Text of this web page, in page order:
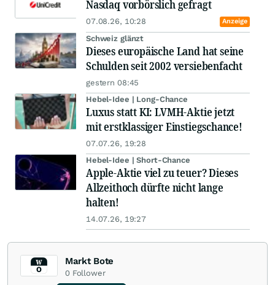
Nasdaq vorbörslich gefragt
07.08.26, 10:28 Anzeige
Schweiz glänzt
Dieses europäische Land hat seine
Schulden seit 2002 versiebenfacht
gestern 08:45
Hebel-Idee | Long-Chance
Luxus statt KI: LVMH-Aktie jetzt
mit erstklassiger Einstiegschance!
07.07.26, 19:28
Hebel-Idee | Short-Chance
Apple-Aktie viel zu teuer? Dieses
Allzeithoch dürfte nicht lange
halten!
14.07.26, 19:27
Markt Bote
0 Follower